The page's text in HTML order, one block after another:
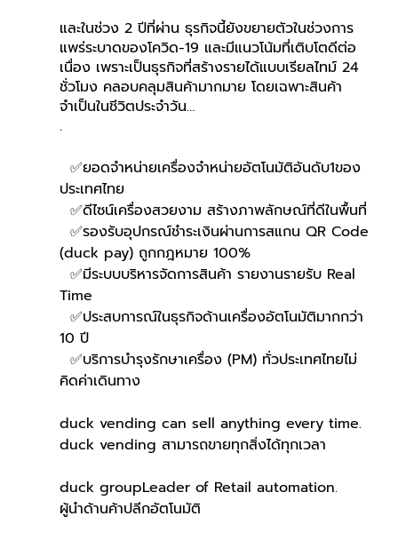
และในช่วง 2 ปีที่ผ่าน ธุรกิจนี้ยังขยายตัวในช่วงการ
แพร่ระบาดของโควิด-19 และมีแนวโน้มที่เติบโตดีต่อ
เนื่อง เพราะเป็นธุรกิจที่สร้างรายได้แบบเรียลไทม์ 24
ชั่วโมง คลอบคลุมสินค้ามากมาย โดยเฉพาะสินค้า
จำเป็นในชีวิตประจำวัน…
.
ประเทศไทย
  ✅ดีไซน์เครื่องสวยงาม สร้างภาพลักษณ์ที่ดีในพื้นที่
(duck pay) ถูกกฎหมาย 100%
Time
10 ปี
คิดค่าเดินทาง
duck vending can sell anything every time.
duck vending สามารถขายทุกสิ่งได้ทุกเวลา
duck groupLeader of Retail automation.
ผู้นำด้านค้าปลีกอัตโนมัติ